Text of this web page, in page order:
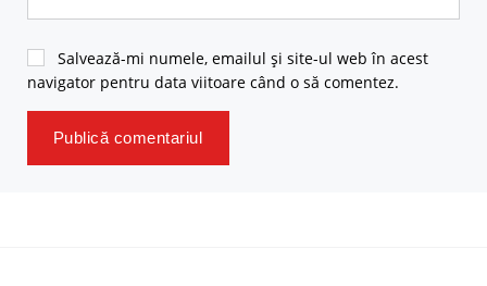
Salvează-mi numele, emailul și site-ul web în acest
navigator pentru data viitoare când o să comentez.